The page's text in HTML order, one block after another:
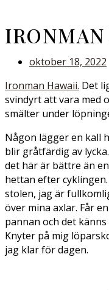
oktober 18, 2022
Ironman Hawaii. Det
svindyrt att vara med
smälter under
Någon lägger en kall
blir gråtfärdig av
det här är bättre än
hettan efter
stolen, jag är
över mina axlar. Får
pannan och det
Knyter på mig
jag klar för dagen.